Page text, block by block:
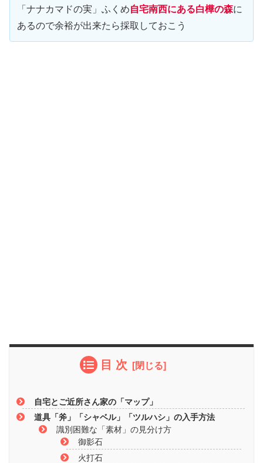
「ナナカマドの実」ふくめ自宅南西にある白樺の森に
あるので余裕が出来たら採取しておこう
目 次
自宅とご近所さん家の「マップ」
道具「斧」「シャベル」「ツルハシ」の入手方法
識別困難な「素材」の見分け方
御影石
火打石